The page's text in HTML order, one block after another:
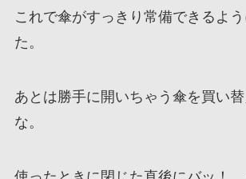
これで傘がすっきり常備できるよ
た。
あとは勝手に開いちゃう傘を買い
な。